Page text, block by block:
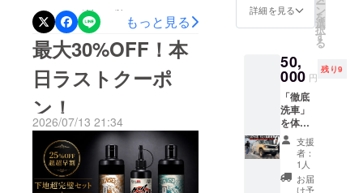
ディング第二弾スタートし
ます！是非ご参加くださ
い！最大30％OFFにてご支
援可能となっております！
第２弾 「濡れ艶カルナバ
蝋」
もっと見る
最大30%OFF！本
日ラストクーポ
ン！
2026/07/13 21:34
tions/sense-
r-original
と「水
垢除去
剤」の
提供 セ
ンス
アーオ
リジナ
ル「水
垢除去
剤」に
センス
アール
オリジ
ナル
詳細を見る ー
ン
を
選
択
す
る
50,
000 円
残り9
「徹底
洗車」
を体験
してみ
ません
か？ 大
阪の南
部にご
支援
者：
1人
お届
け予